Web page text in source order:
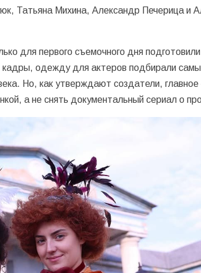
Татьяна Михина, Александр Печерица и
для первого съемочного дня
одежду для актеров подбирали
Но, как утверждают создатели,
а не снять документальный сериал о